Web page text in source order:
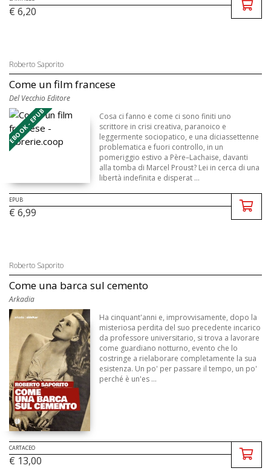
€ 6,20
Roberto Saporito
Come un film francese
Del Vecchio Editore
EBOOK - EPUB
Cosa ci fanno e come ci sono finiti uno
scrittore in crisi creativa, paranoico e
leggermente sociopatico, e una diciassettenne
problematica e fuori controllo, in un
pomeriggio estivo a Père–Lachaise, davanti
alla tomba di Marcel Proust? Lei in cerca di una
libertà indefinita e disperat ...
EPUB
€ 6,99
Roberto Saporito
Come una barca sul cemento
Arkadia
Ha cinquant'anni e, improvvisamente, dopo la
misteriosa perdita del suo precedente incarico
da professore universitario, si trova a lavorare
come guardiano notturno, evento che lo
costringe a rielaborare completamente la sua
esistenza. Un po' per passare il tempo, un po'
perché è un'es ...
CARTACEO
€ 13,00